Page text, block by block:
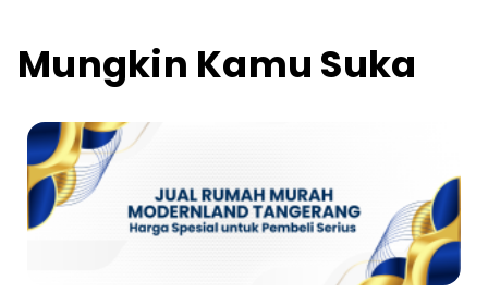
Mungkin Kamu Suka